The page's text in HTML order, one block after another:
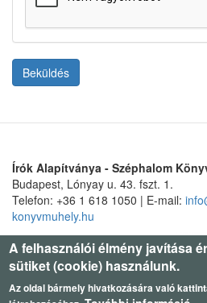
Beküldés
Írók Alapítványa - Széphalom
Budapest, Lónyay u. 43. fszt. 1.
Telefon: +36 1 618 1050 | E-mail:
konyvmuhely.hu
A felhasználói élmény javítása
sütiket (cookie) használunk.
Az oldal bármely hivatkozására való